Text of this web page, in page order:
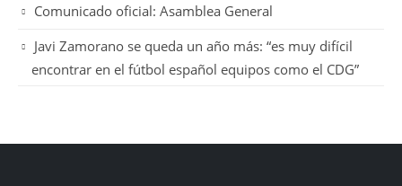
Comunicado oficial: Asamblea General
Javi Zamorano se queda un año más: “es muy difícil
encontrar en el fútbol español equipos como el CDG”